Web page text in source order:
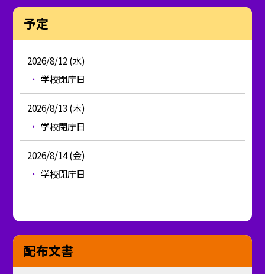
予定
2026/8/12 (水)
学校閉庁日
2026/8/13 (木)
学校閉庁日
2026/8/14 (金)
学校閉庁日
配布文書